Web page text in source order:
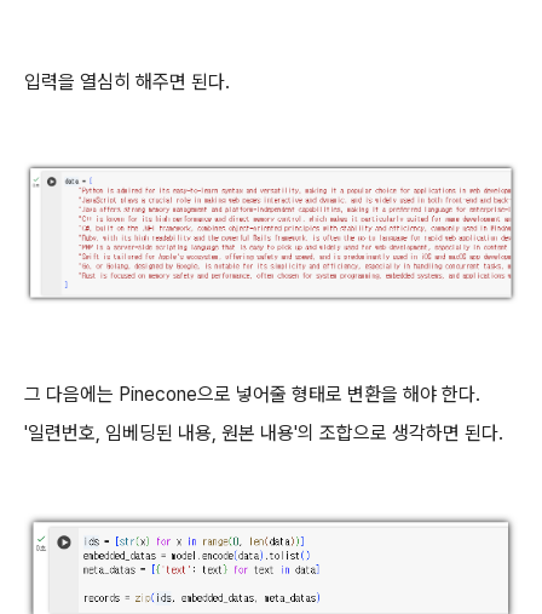
입력을 열심히 해주면 된다.
그 다음에는 Pinecone으로 넣어줄 형태로 변환을 해야 한다.
'일련번호, 임베딩된 내용, 원본 내용'의 조합으로 생각하면 된다.